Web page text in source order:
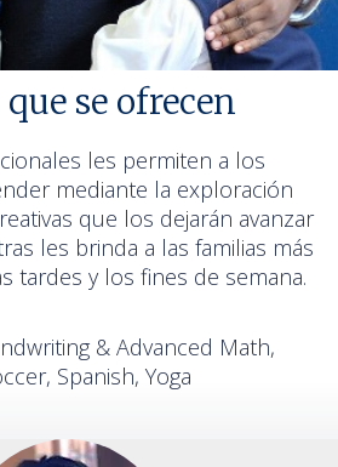
se ofrecen
les permiten a los
mediante la exploración
que los dejarán avanzar
les brinda a las familias más
tardes y los fines de semana.
& Advanced Math,
Spanish, Yoga